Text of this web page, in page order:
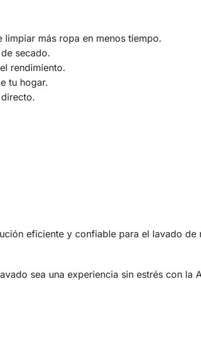
más ropa en menos tiempo.
secado.
rendimiento.
tu hogar.
eficiente y confiable para el lavado de
sea una experiencia sin estrés con la